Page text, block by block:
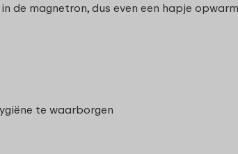
magnetron, dus even een hapje
te waarborgen